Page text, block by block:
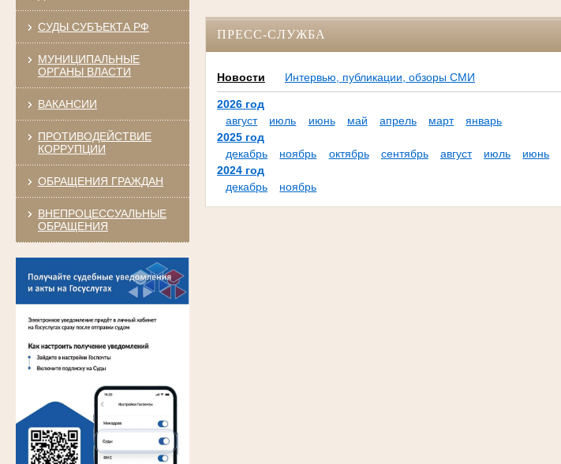
СУДЫ СУБЪЕКТА РФ
МУНИЦИПАЛЬНЫЕ
ОРГАНЫ ВЛАСТИ
ВАКАНСИИ
ПРОТИВОДЕЙСТВИЕ
КОРРУПЦИИ
ОБРАЩЕНИЯ ГРАЖДАН
ВНЕПРОЦЕССУАЛЬНЫЕ
ОБРАЩЕНИЯ
ПРЕСС-СЛУЖБА
Новости Интервью, публикации, обзоры СМИ
2026 год
август
июль июнь май апрель март
январь
2025 год
декабрь
ноябрь октябрь сентябрь август июль июнь
2024 год
декабрь
ноябрь